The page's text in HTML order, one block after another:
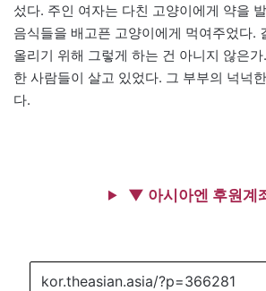
섰다. 주인 여자는 다친 고양이에게 약을
음식들을 배고픈 고양이에게 먹여주었다.
올리기 위해 그렇게 하는 건 아니지 않은
한 사람들이 살고 있었다. 그 부부의 넉넉
다.
▼ 아시아엔 후원계